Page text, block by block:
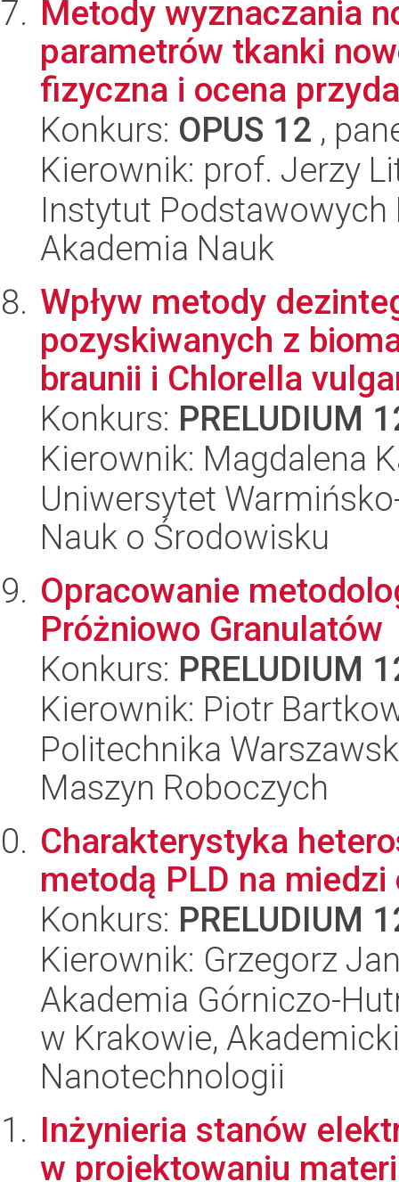
Metody wyznaczania
parametrów tkanki
fizyczna i ocena
Konkurs: OPUS 12 ,
Kierownik: prof. Jerzy
Instytut
Akademia Nauk
Wpływ metody
pozyskiwanych z
braunii i Chlorella
Konkurs: PRELUDIUM
Kierownik: Magdalena
Uniwersytet
Nauk o Środowisku
Opracowanie
Próżniowo Granulatów
Konkurs: PRELUDIUM
Kierownik: Piotr
Politechnika
Maszyn Roboczych
Charakterystyka
metodą PLD na
Konkurs: PRELUDIUM
Kierownik: Grzegorz
Akademia Górniczo-
w Krakowie,
Nanotechnologii
Inżynieria stanów
w projektowaniu